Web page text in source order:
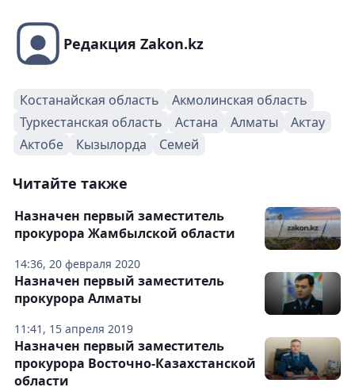
Редакция Zakon.kz
Костанайская область
Акмолинская область
Туркестанская область
Астана Алматы
Актау
Актобе
Кызылорда Семей
Читайте также
14:36, 20 февраля 2020
Назначен первый заместитель
прокурора Жамбылской области
11:41, 15 апреля 2019
Назначен первый заместитель
прокурора Алматы
Назначен первый заместитель
прокурора Восточно-Казахстанской
области